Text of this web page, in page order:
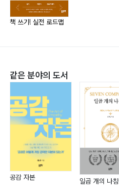
관련도서 20권 읽고 책 쓰기 준
가상의 주제와 제목 정하기 00
읽고 요약하기 00
기본적으로 읽어야 할 책 00
★ 2단계 최종정리 00
3단계
책 쓰기 핵심 글감 만들기 실
(1단계) 사색을 이용한 기본
례 00
(2단계) 몰입을 이용한 기본 글
책 쓰기! 실전 로드맵
같은 분야의 도서
공감 자본 일곱 개의 나